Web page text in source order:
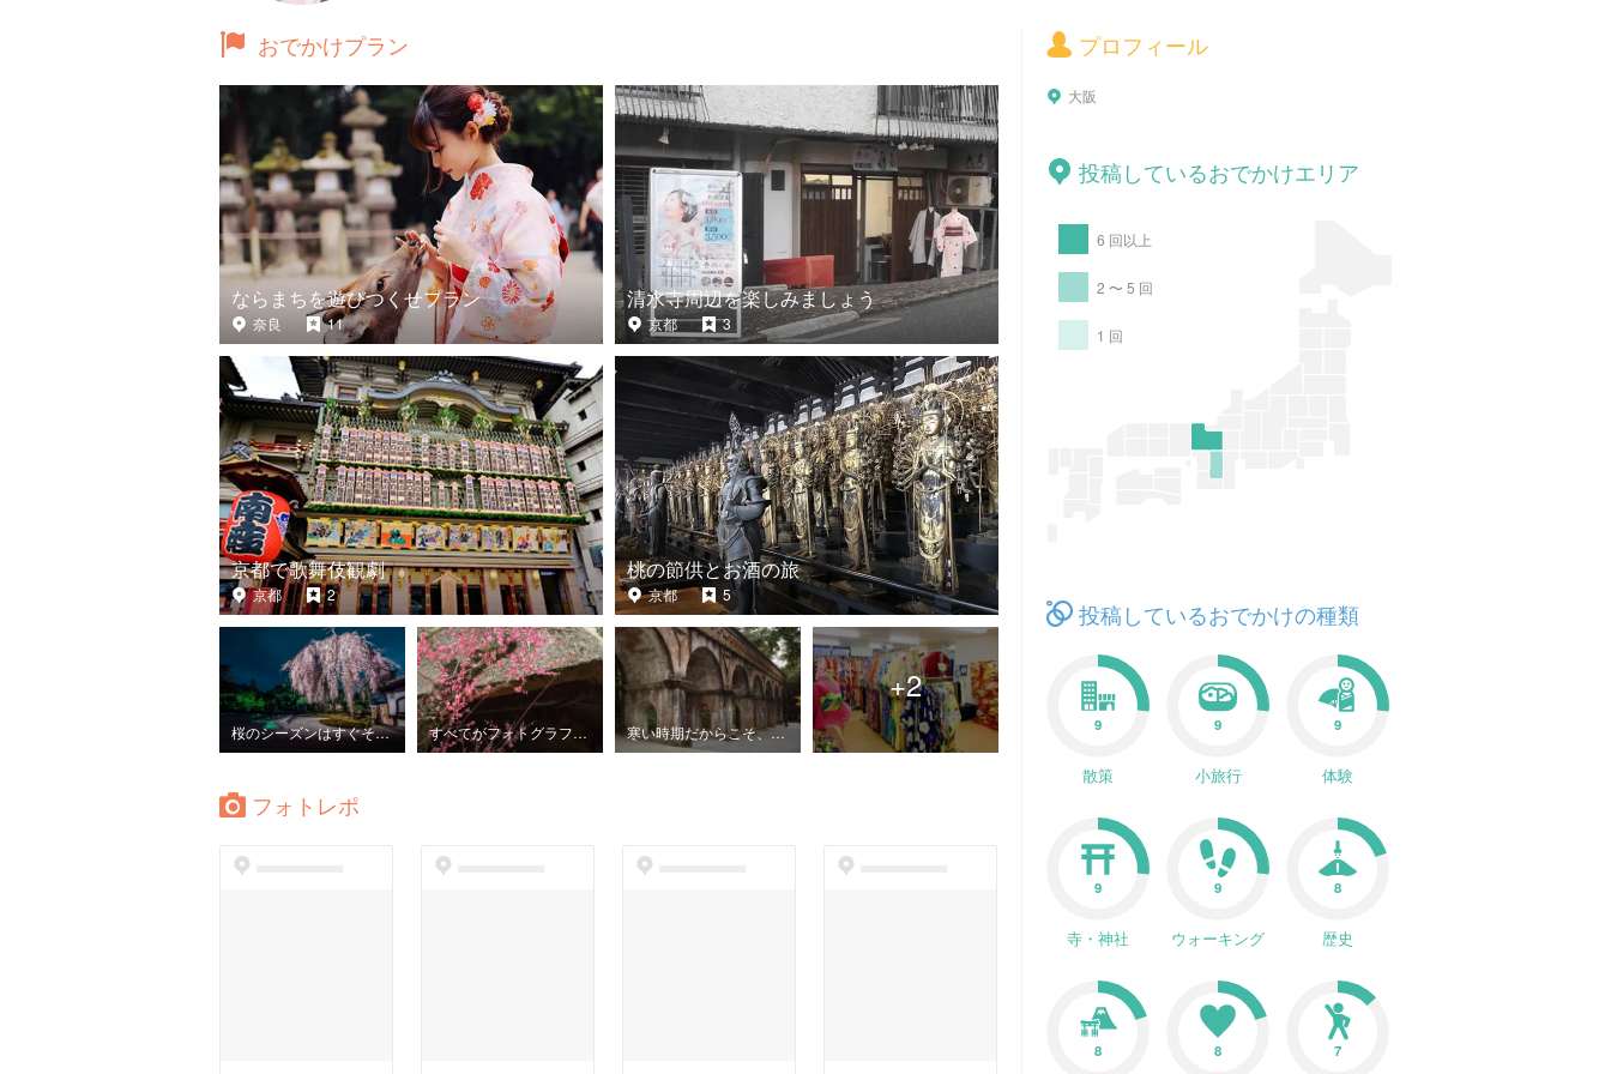
プロフィール
大阪
投稿しているおでかけエリア
6 回以上
2 〜 5 回
1 回
投稿しているおでかけの種類
9
散策
9
小旅行
9
体験
9
寺・神社
9
ウォーキング
8
歴史
8 8 7
おでかけプラン
ならまちを遊びつくせプラン
奈良 11
清水寺周辺を楽しみましょう
京都 3
京都で歌舞伎観劇
京都 2
桃の節供とお酒の旅
京都 5
桜のシーズンはすぐそこ、今から押さえて置きたいスポット すべてがフォトグラフィ奈良公園 寒い時期だからこそ、京都フォトジェニック満喫旅
+2
フォトレポ